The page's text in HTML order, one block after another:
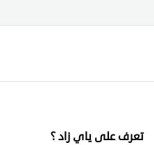
تعرف على ياي زاد ؟